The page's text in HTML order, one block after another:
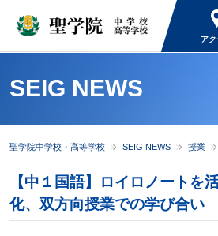
アク
SEIG NEWS
聖学院中学校・高等学校 SEIG NEWS 授業
【中１国語】ロイロノートを
化、双方向授業での学び合い